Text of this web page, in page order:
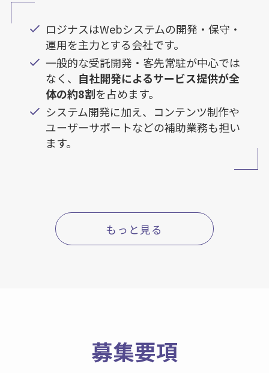
ロジナスはWebシステムの開発・保守・
運用を主力とする会社です。
一般的な受託開発・客先常駐が中心では
なく、 自社開発によるサービス提供が全
体の約8割を占めます。
システム開発に加え、コンテンツ制作や
ユーザーサポートなどの補助業務も担い
ます。
もっと見る
募集要項